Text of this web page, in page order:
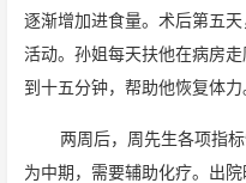
逐渐增加进食量。术后第五
活动。孙姐每天扶他在病房
到十五分钟，帮助他恢复体力
两周后，周先生各项指
为中期，需要辅助化疗。出